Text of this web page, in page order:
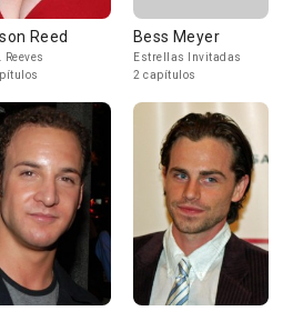
Reed
Reeves
Bess Meyer
Estrellas Invitadas
2 capítulos